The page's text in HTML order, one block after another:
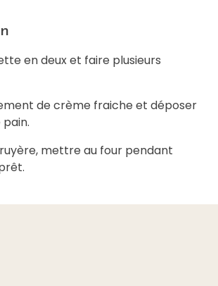
en deux et faire plusieurs
de crème fraiche et déposer
mettre au four pendant